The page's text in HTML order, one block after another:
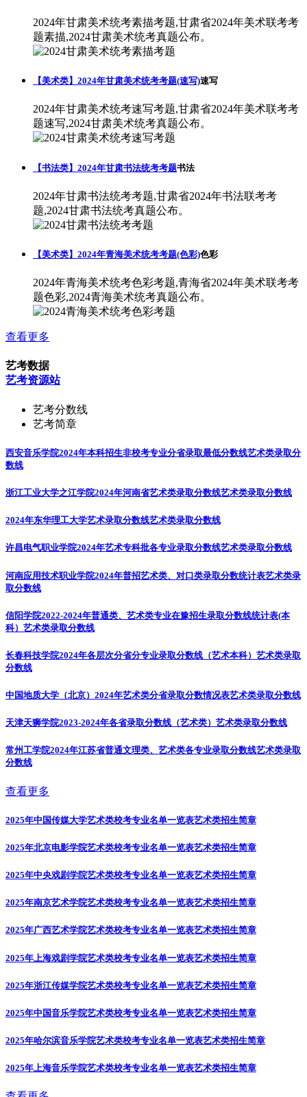
2024年甘肃美术统考素描考题,甘肃省2024年美术联考考
题素描,2024甘肃美术统考真题公布。
【美术类】2024年甘肃美术统考考题(速写)速写
2024年甘肃美术统考速写考题,甘肃省2024年美术联考考
题速写,2024甘肃美术统考真题公布。
【书法类】2024年甘肃书法统考考题书法
2024年甘肃书法统考考题,甘肃省2024年书法联考考
题,2024甘肃书法统考真题公布。
【美术类】2024年青海美术统考考题(色彩)色彩
2024年青海美术统考色彩考题,青海省2024年美术联考考
题色彩,2024青海美术统考真题公布。
查看更多
艺考数据
艺考资源站
艺考分数线
艺考简章
西安音乐学院2024年本科招生非校考专业分省录取最低分数线艺术类录取分
数线
浙江工业大学之江学院2024年河南省艺术类录取分数线艺术类录取分数线
2024年东华理工大学艺术录取分数线艺术类录取分数线
许昌电气职业学院2024年艺术专科批各专业录取分数线艺术类录取分数线
河南应用技术职业学院2024年普招艺术类、对口类录取分数统计表艺术类录
取分数线
信阳学院2022-2024年普通类、艺术类专业在豫招生录取分数线统计表(本
科） 艺术类录取分数线
长春科技学院2024年各层次分省分专业录取分数线（艺术本科） 艺术类录取
分数线
中国地质大学（北京）2024年艺术类分省录取分数情况表艺术类录取分数线
天津天狮学院2023-2024年各省录取分数线（艺术类） 艺术类录取分数线
常州工学院2024年江苏省普通文理类、艺术类各专业录取分数线艺术类录取
分数线
查看更多
2025年中国传媒大学艺术类校考专业名单一览表艺术类招生简章
2025年北京电影学院艺术类校考专业名单一览表艺术类招生简章
2025年中央戏剧学院艺术类校考专业名单一览表艺术类招生简章
2025年南京艺术学院艺术类校考专业名单一览表艺术类招生简章
2025年广西艺术学院艺术类校考专业名单一览表艺术类招生简章
2025年上海戏剧学院艺术类校考专业名单一览表艺术类招生简章
2025年浙江传媒学院艺术类校考专业名单一览表艺术类招生简章
2025年中国音乐学院艺术类校考专业名单一览表艺术类招生简章
2025年哈尔滨音乐学院艺术类校考专业名单一览表艺术类招生简章
2025年上海音乐学院艺术类校考专业名单一览表艺术类招生简章